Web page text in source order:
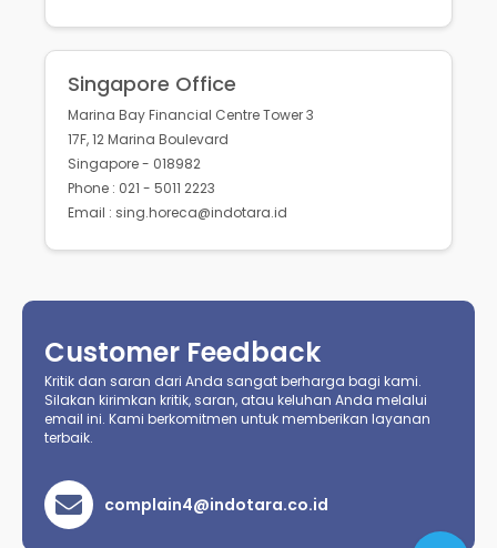
Singapore Office
Marina Bay Financial Centre Tower 3
17F, 12 Marina Boulevard
Singapore - 018982
Phone : 021 - 5011 2223
Email : sing.horeca@indotara.id
Customer Feedback
Kritik dan saran dari Anda sangat berharga bagi kami.
Silakan kirimkan kritik, saran, atau keluhan Anda melalui
email ini. Kami berkomitmen untuk memberikan layanan
terbaik.
complain4@indotara.co.id